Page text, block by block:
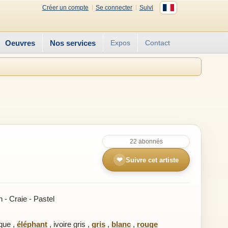
Créer un compte Se connecter Suivi
Oeuvres Nos services Expos Contact
22 abonnés
❤ Suivre cet artiste
Craie - Pastel
, éléphant , ivoire gris , gris , blanc , rouge